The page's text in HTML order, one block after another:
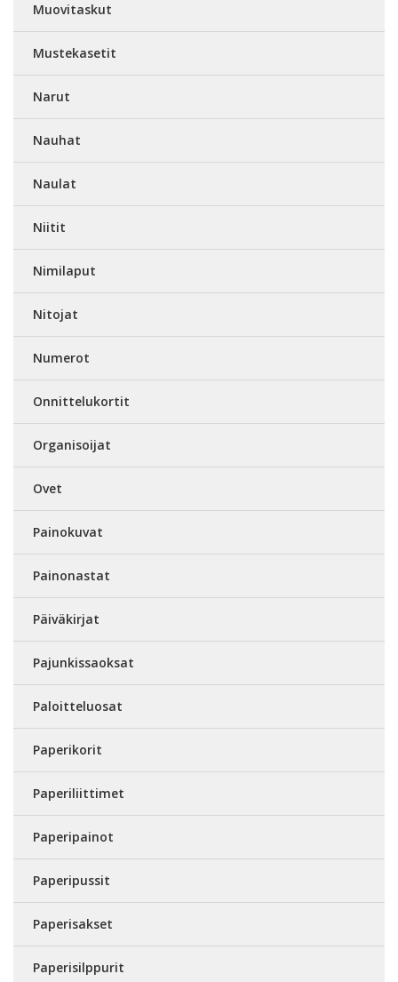
Muovitaskut
Mustekasetit
Narut
Nauhat
Naulat
Niitit
Nimilaput
Nitojat
Numerot
Onnittelukortit
Organisoijat
Ovet
Painokuvat
Painonastat
Päiväkirjat
Pajunkissaoksat
Paloitteluosat
Paperikorit
Paperiliittimet
Paperipainot
Paperipussit
Paperisakset
Paperisilppurit